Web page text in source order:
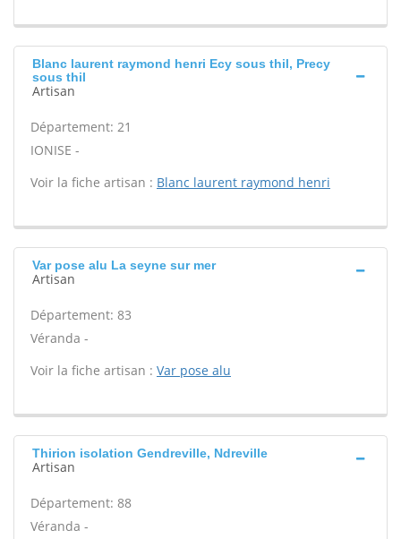
Blanc laurent raymond henri Ecy sous thil, Precy
sous thil
Artisan
Département: 21
IONISE -
Voir la fiche artisan : Blanc laurent raymond henri
Var pose alu La seyne sur mer
Artisan
Département: 83
Véranda -
Voir la fiche artisan : Var pose alu
Thirion isolation Gendreville, Ndreville
Artisan
Département: 88
Véranda -